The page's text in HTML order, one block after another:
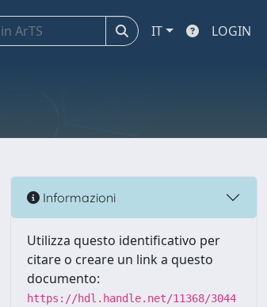
IT LOGIN
Informazioni
Utilizza questo identificativo per
citare o creare un link a questo
documento:
https://hdl.handle.net/11368/3044